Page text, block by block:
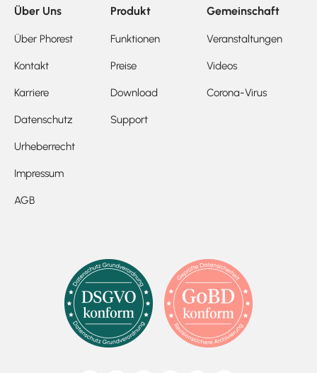
Über Uns
Über Phorest
Kontakt
Karriere
Datenschutz
Urheberrecht
Impressum
AGB
Produkt
Funktionen
Preise
Download
Support
Gemeinschaft
Veranstaltungen
Videos
Corona-Virus